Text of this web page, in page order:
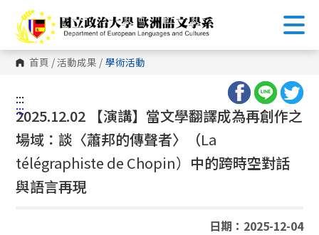
到
主
要
內
容 首頁 /活動成果 / 學術活動
:::
:::
2025.12.02 【演講】當文學翻譯成為再創作之
場域：談〈蕭邦的傳聲者〉（La
télégraphiste de Chopin） 中的跨時空對話
與語言再現
日期：2025-12-04